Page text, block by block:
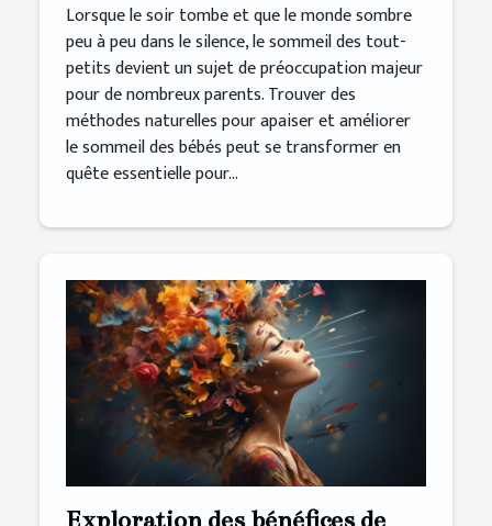
Lorsque le soir tombe et que le monde sombre
peu à peu dans le silence, le sommeil des tout-
petits devient un sujet de préoccupation majeur
pour de nombreux parents. Trouver des
méthodes naturelles pour apaiser et améliorer
le sommeil des bébés peut se transformer en
quête essentielle pour...
Exploration des bénéfices de